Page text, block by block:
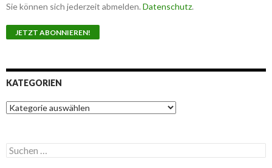
Sie können sich jederzeit abmelden. Datenschutz.
KATEGORIEN
K
a
g
o
S
u